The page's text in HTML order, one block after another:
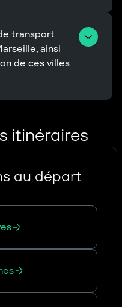
transport
ainsi
de ces villes
itinéraires
au départ